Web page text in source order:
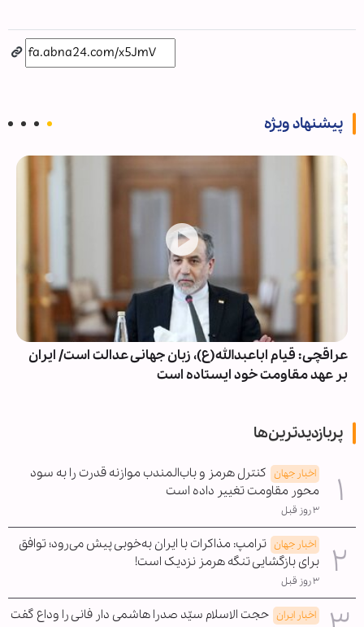
پیشنهاد ویژه
عراقچی: قیام اباعبدالله(ع)، زبان جهانی عدالت است/ ایران
بر عهد مقاومت خود ایستاده است
پربازدیدترین‌ها
اخبار جهان کنترل هرمز و باب‌المندب موازنه قدرت را به سود
محور مقاومت تغییر داده است
۳ روز قبل
اخبار جهان ترامپ: مذاکرات با ایران به‌خوبی پیش می‌رود؛ توافق
برای بازگشایی تنگه هرمز نزدیک است!
۳ روز قبل
اخبار ایران حجت الاسلام سیّد صدرا هاشمی دار فانی را وداع گفت